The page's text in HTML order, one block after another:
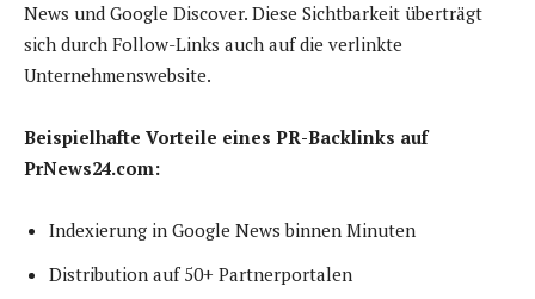
News und Google Discover. Diese Sichtbarkeit überträgt
sich durch Follow-Links auch auf die verlinkte
Unternehmenswebsite.
Beispielhafte Vorteile eines PR-Backlinks auf
PrNews24.com:
Indexierung in Google News binnen Minuten
Distribution auf 50+ Partnerportalen